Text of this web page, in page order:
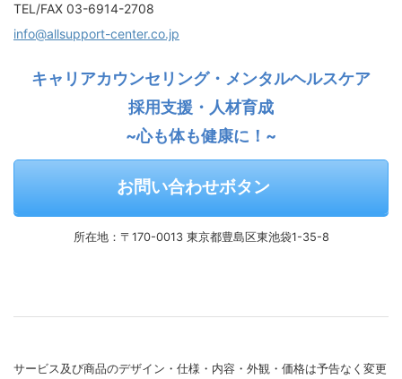
TEL/FAX 03-6914-2708
info@allsupport-center.co.jp
キャリアカウンセリング・メンタルヘルスケア
採用支援・人材育成
~心も体も健康に！~
お問い合わせボタン
所在地：〒170-0013 東京都豊島区東池袋1-35-8
サービス及び商品のデザイン・仕様・内容・外観・価格は予告なく変更